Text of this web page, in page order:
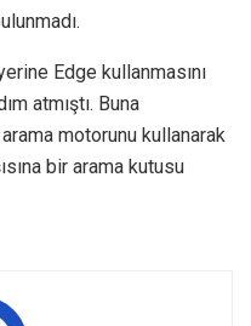
Edge kullanmasını
atmıştı. Buna
motorunu kullanarak
bir arama kutusu